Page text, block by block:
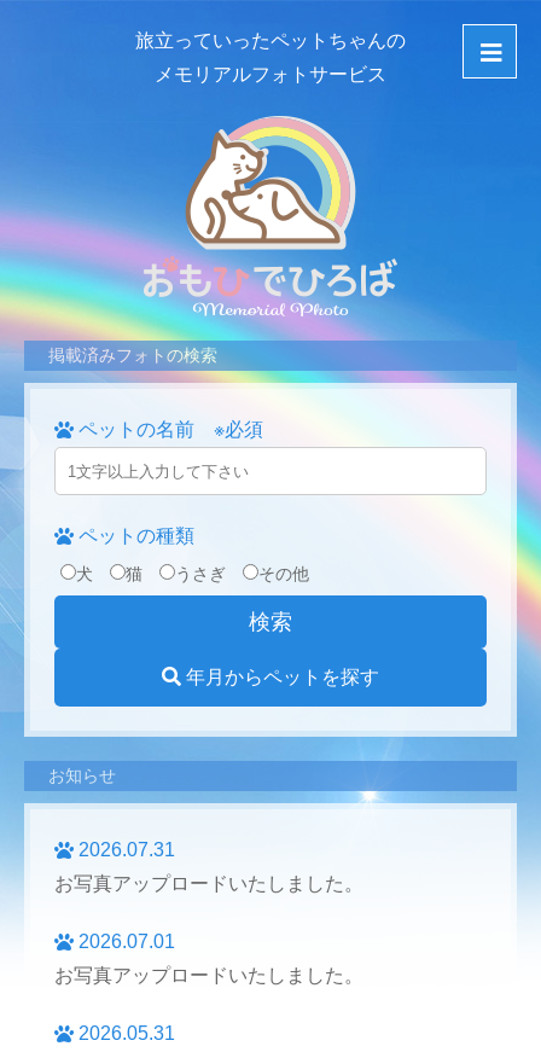
旅立っていったペットちゃんの
メモリアルフォトサービス
掲載済みフォトの検索
ペットの名前 ※必須
ペットの種類
犬 猫 うさぎ その他
年月からペットを探す
お知らせ
2026.07.31
お写真アップロードいたしました。
2026.07.01
お写真アップロードいたしました。
2026.05.31